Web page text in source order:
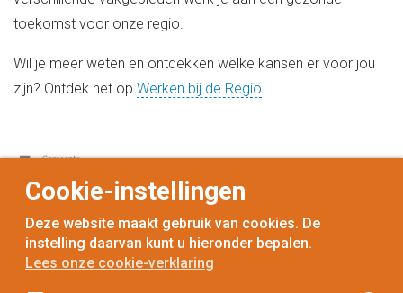
toekomst voor onze regio.
Wil je meer weten en ontdekken welke kansen er voor jou
zijn? Ontdek het op Werken bij de Regio.
voorinwoners,metgemeenten
Cookie-instellingen
Deze website maakt gebruik van cookies. De
instelling daarvan kunt u hieronder bepalen.
Lees onze cookie-verklaring